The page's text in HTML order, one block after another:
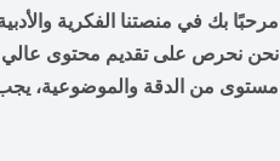
مرحبًا بك في منصتنا الفكرية
نحن نحرص على تقديم محتوى عالي
مستوى من الدقة والموضوعية،